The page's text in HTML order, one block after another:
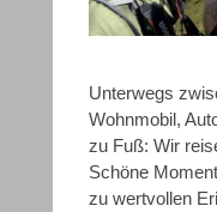
Unterwegs
Wohnmobil,
zu Fuß: Wir
Schöne
zu wertvollen